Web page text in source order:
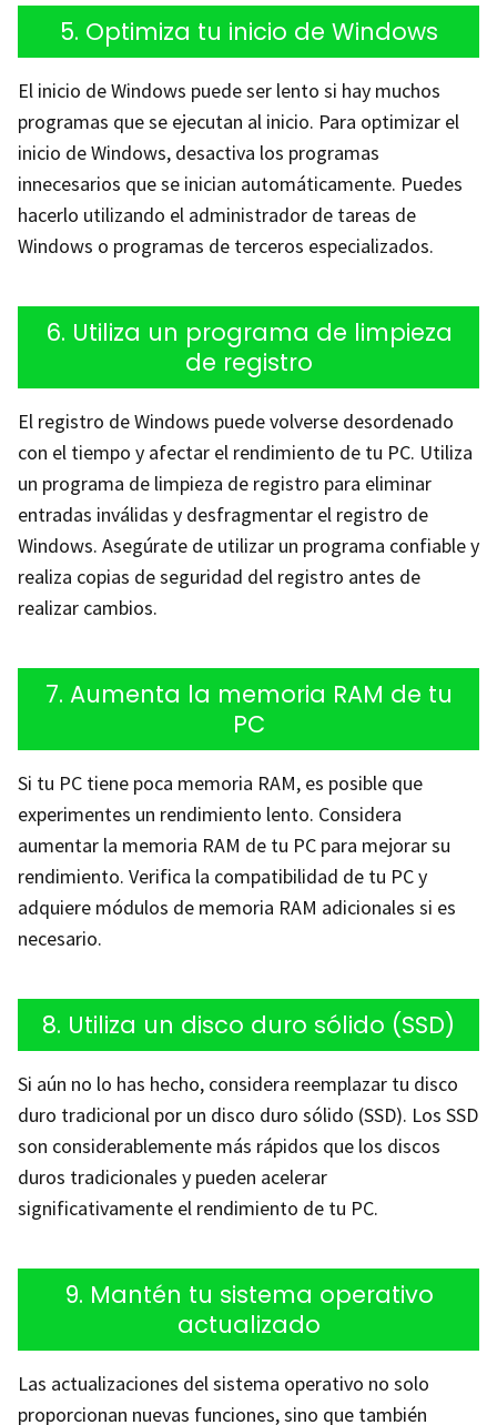
5. Optimiza tu inicio de Windows
El inicio de Windows puede ser lento si hay muchos
programas que se ejecutan al inicio. Para optimizar el
inicio de Windows, desactiva los programas
innecesarios que se inician automáticamente. Puedes
hacerlo utilizando el administrador de tareas de
Windows o programas de terceros especializados.
6. Utiliza un programa de limpieza
de registro
El registro de Windows puede volverse desordenado
con el tiempo y afectar el rendimiento de tu PC. Utiliza
un programa de limpieza de registro para eliminar
entradas inválidas y desfragmentar el registro de
Windows. Asegúrate de utilizar un programa confiable y
realiza copias de seguridad del registro antes de
realizar cambios.
7. Aumenta la memoria RAM de tu
PC
Si tu PC tiene poca memoria RAM, es posible que
experimentes un rendimiento lento. Considera
aumentar la memoria RAM de tu PC para mejorar su
rendimiento. Verifica la compatibilidad de tu PC y
adquiere módulos de memoria RAM adicionales si es
necesario.
8. Utiliza un disco duro sólido (SSD)
Si aún no lo has hecho, considera reemplazar tu disco
duro tradicional por un disco duro sólido (SSD). Los SSD
son considerablemente más rápidos que los discos
duros tradicionales y pueden acelerar
significativamente el rendimiento de tu PC.
9. Mantén tu sistema operativo
actualizado
Las actualizaciones del sistema operativo no solo
proporcionan nuevas funciones, sino que también